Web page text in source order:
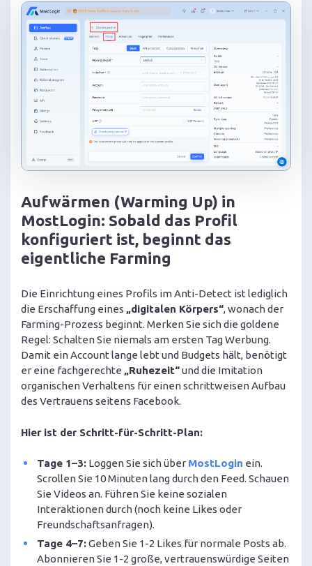
Aufwärmen (Warming Up) in
MostLogin: Sobald das Profil
konfiguriert ist, beginnt das
eigentliche Farming
Die Einrichtung eines Profils im Anti-Detect ist lediglich
die Erschaffung eines „digitalen Körpers“, wonach der
Farming-Prozess beginnt. Merken Sie sich die goldene
Regel: Schalten Sie niemals am ersten Tag Werbung.
Damit ein Account lange lebt und Budgets hält, benötigt
er eine fachgerechte „Ruhezeit“und die Imitation
organischen Verhaltens für einen schrittweisen Aufbau
des Vertrauens seitens Facebook.
Hier ist der Schritt-für-Schritt-Plan:
Tage 1–3:Loggen Sie sich über MostLogin ein.
Scrollen Sie 10 Minuten lang durch den Feed. Schauen
Sie Videos an. Führen Sie keine sozialen
Interaktionen durch (noch keine Likes oder
Freundschaftsanfragen).
Tage 4–7:Geben Sie 1-2 Likes für normale Posts ab.
Abonnieren Sie 1-2 große, vertrauenswürdige Seiten